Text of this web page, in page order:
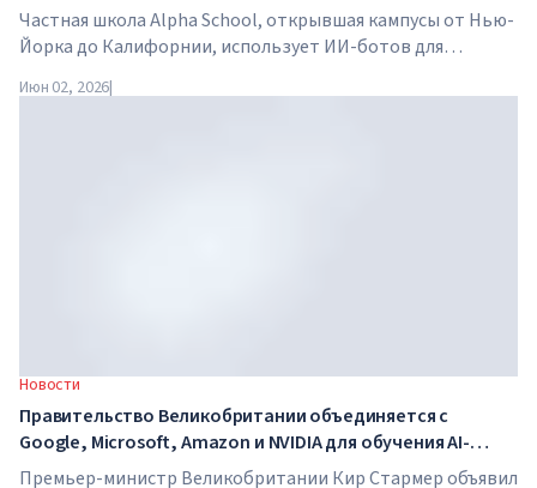
Частная школа Alpha School, открывшая кампусы от Нью-
Йорка до Калифорнии, использует ИИ-ботов для
в день. В школе нет традиционных учителей, домашних
Июн 02, 2026|
Новости
Правительство Великобритании объединяется с
Google, Microsoft, Amazon и NVIDIA для обучения AI-
навыкам миллионов работников
Премьер-министр Великобритании Кир Стармер объявил